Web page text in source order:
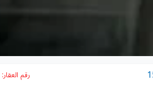
رقم العقار: